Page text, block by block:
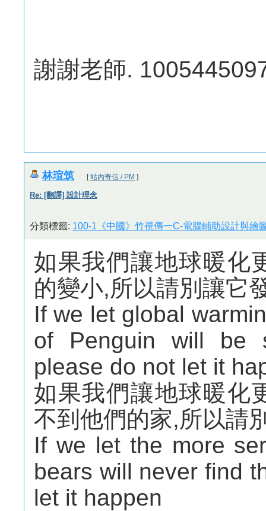
謝謝老師.
林瑄筑 [站內寄信 / PM ]
Re: [翻譯] 設計理念
分類標籤: 100-1《中國》竹視傳一C-電腦輔助設計與繪
如果我們讓地球暖化
的變小,所以請別讓它
If we let global
of Penguin will be
please do not let it
如果我們讓地球暖化
不到他們的家,所以請
If we let the more
bears will never find
let it happen